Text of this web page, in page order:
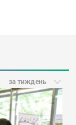
за тиждень